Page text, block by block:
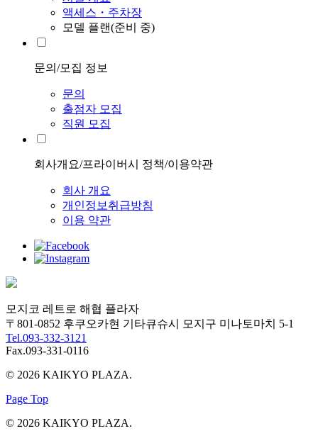
액세스・주차장
모델 플랜(준비 중)
문의/모집 정보
문의
출점자 모집
직원 모집
회사개요/프라이버시 정책/이용약관
회사 개요
개인정보취급방침
이용 약관
모지코 레트로 해협 플라자
〒801-0852 후쿠오카현 기타큐슈시 모지구 미나토마치 5-1
Tel.093-332-3121
Fax.093-331-0116
© 2026 KAIKYO PLAZA.
Page Top
© 2026 KAIKYO PLAZA.